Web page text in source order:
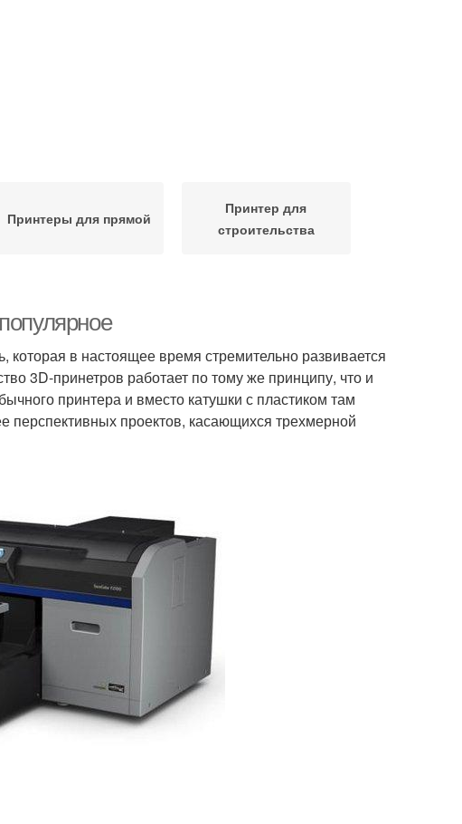
Принтеры для прямой
Принтер для
строительства
которая в настоящее время стремительно развивается
3D-принетров работает по тому же принципу, что и
принтера и вместо катушки с пластиком там
проектов, касающихся трехмерной